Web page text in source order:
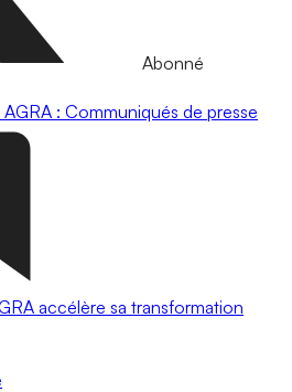
Abonné
AGRA : Communiqués de presse
accélère sa transformation